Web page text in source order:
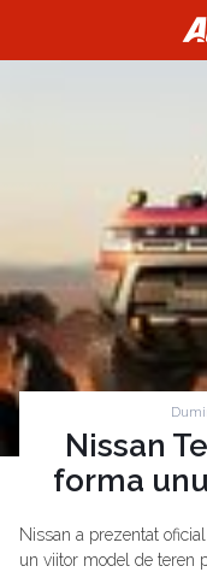
Nissan
forma
Nissan a prezentat
un viitor model de teren